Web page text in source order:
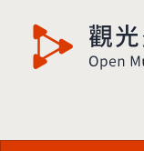
觀光多媒體開放資料